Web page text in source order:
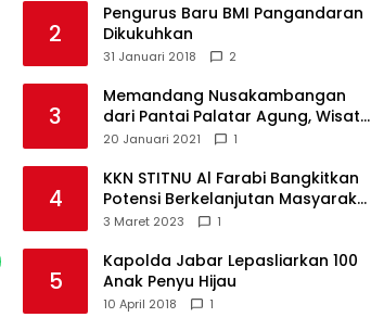
2
Pengurus Baru BMI Pangandaran
Dikukuhkan
31 Januari 2018 2
3
Memandang Nusakambangan
dari Pantai Palatar Agung, Wisata
Alternatif Masa Pandemi
20 Januari 2021 1
4
KKN STITNU Al Farabi Bangkitkan
Potensi Berkelanjutan Masyarakat
Kecamatan Langkaplancar
3 Maret 2023 1
5
Kapolda Jabar Lepasliarkan 100
Anak Penyu Hijau
10 April 2018 1